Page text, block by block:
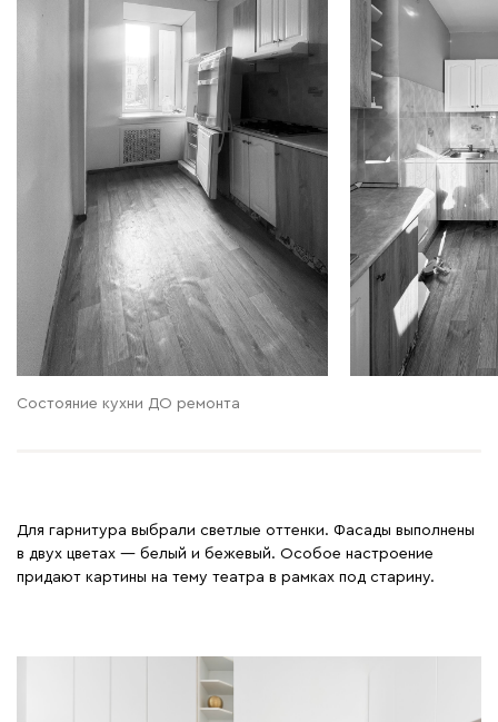
Состояние кухни ДО ремонта
Для гарнитура выбрали светлые оттенки. Фасады выполнены
в двух цветах — белый и бежевый. Особое настроение
придают картины на тему театра в рамках под старину.